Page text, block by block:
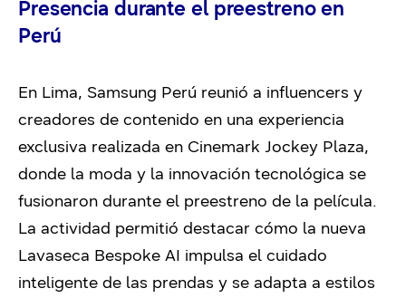
Presencia durante el preestreno en
Perú
En Lima, Samsung Perú reunió a influencers y
creadores de contenido en una experiencia
exclusiva realizada en Cinemark Jockey Plaza,
donde la moda y la innovación tecnológica se
fusionaron durante el preestreno de la película.
La actividad permitió destacar cómo la nueva
Lavaseca Bespoke AI impulsa el cuidado
inteligente de las prendas y se adapta a estilos